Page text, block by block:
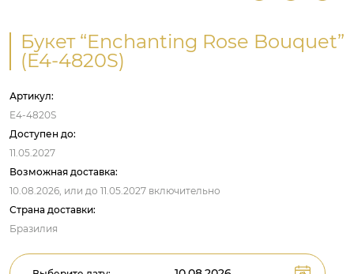
Букет “Enchanting Rose Bouquet”
(E4-4820S)
Артикул:
E4-4820S
Доступен до:
11.05.2027
Возможная доставка:
10.08.2026, или до 11.05.2027 включительно
Страна доставки:
Бразилия